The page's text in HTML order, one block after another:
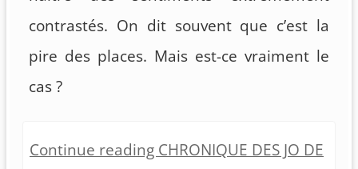
contrastés. On dit souvent que c’est la
pire des places. Mais est-ce vraiment le
cas ?
Continue reading CHRONIQUE DES JO DE